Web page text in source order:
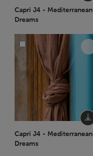
Capri J4 - Mediterranean
Dreams
Capri J4 - Mediterranean
Dreams